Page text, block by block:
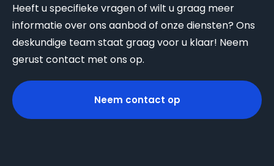
Heeft u specifieke vragen of wilt u graag meer
informatie over ons aanbod of onze diensten? Ons
deskundige team staat graag voor u klaar! Neem
gerust contact met ons op.
Neem contact op